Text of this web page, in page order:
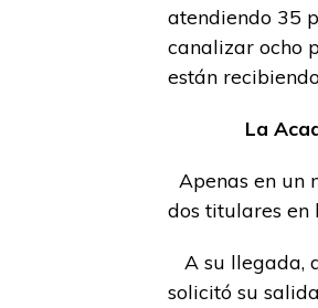
atendiendo 35
canalizar ocho
están
La
Apenas en un
dos titulares en
A su llegada,
solicitó su